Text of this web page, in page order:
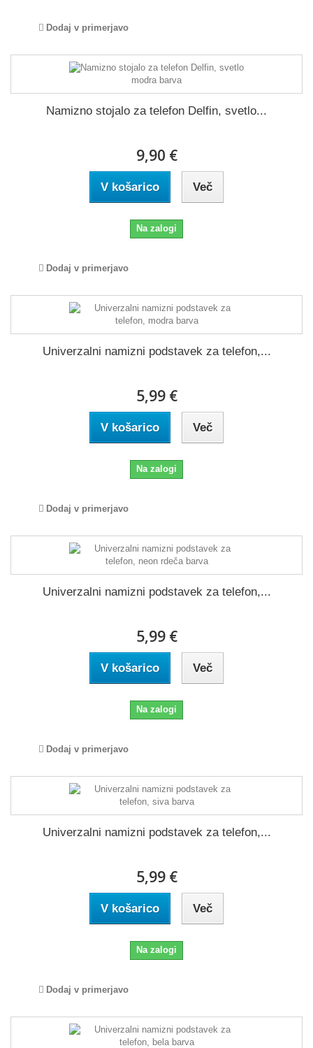
Dodaj v primerjavo
Namizno stojalo za telefon Delfin, svetlo...
9,90 €
V košarico Več
Na zalogi
Dodaj v primerjavo
Univerzalni namizni podstavek za telefon,...
5,99 €
V košarico Več
Na zalogi
Dodaj v primerjavo
Univerzalni namizni podstavek za telefon,...
5,99 €
V košarico Več
Na zalogi
Dodaj v primerjavo
Univerzalni namizni podstavek za telefon,...
5,99 €
V košarico Več
Na zalogi
Dodaj v primerjavo